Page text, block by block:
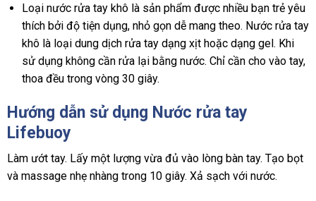
Loại nước rửa tay khô là sản phẩm được nhiều bạn trẻ yêu
thích bởi độ tiện dụng, nhỏ gọn dễ mang theo. Nước rửa tay
khô là loại dung dịch rửa tay dạng xịt hoặc dạng gel. Khi
sử dụng không cần rửa lại bằng nước. Chỉ cần cho vào tay,
thoa đều trong vòng 30 giây.
Hướng dẫn sử dụng Nước rửa tay
Lifebuoy
Làm ướt tay. Lấy một lượng vừa đủ vào lòng bàn tay. Tạo bọt
và massage nhẹ nhàng trong 10 giây. Xả sạch với nước.